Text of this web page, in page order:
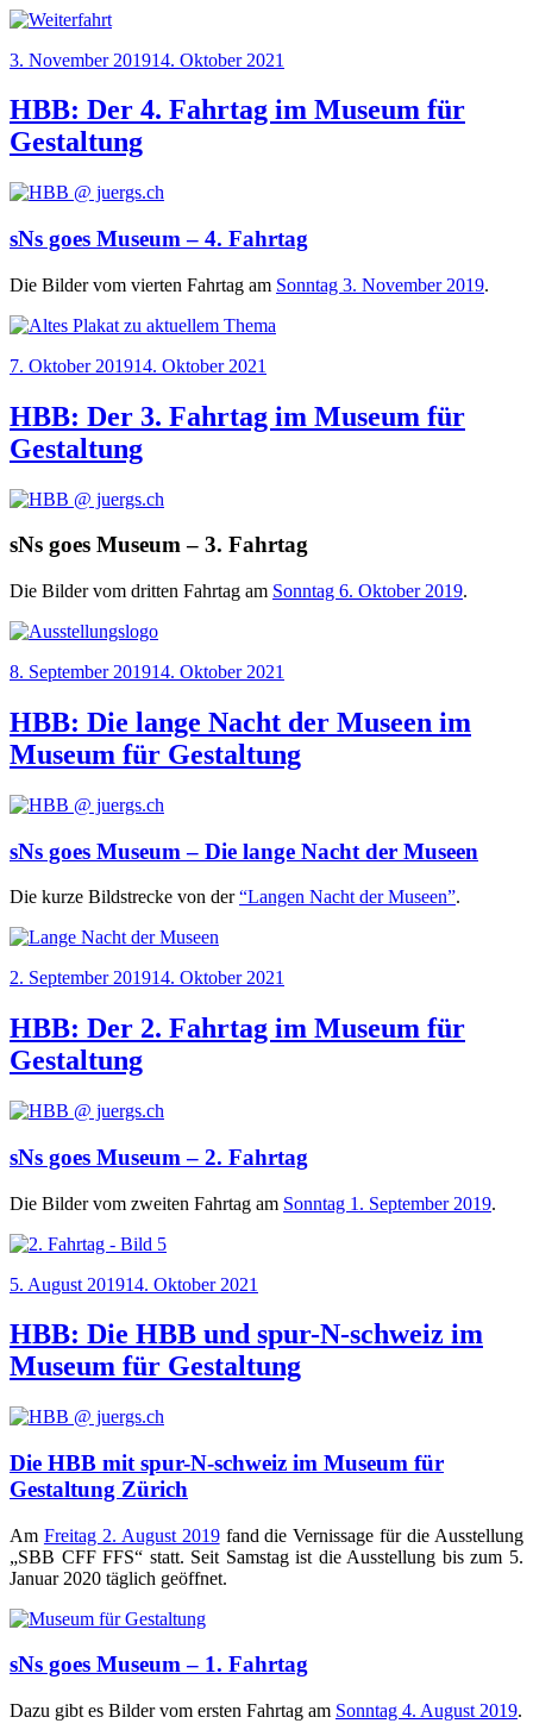
Veröffentlicht
3. November 201914. Oktober 2021
HBB: Der 4. Fahrtag im Museum für
Gestaltung
sNs goes Museum – 4. Fahrtag
Die Bil­der vom vier­ten Fahr­tag am Sonn­tag 3. Novem­ber 2019.
Veröffentlicht
7. Oktober 201914. Oktober 2021
HBB: Der 3. Fahrtag im Museum für
Gestaltung
sNs goes Museum – 3. Fahrtag
Die Bil­der vom drit­ten Fahr­tag am Sonn­tag 6. Okto­ber 2019.
Veröffentlicht
8. September 201914. Oktober 2021
HBB: Die lange Nacht der Museen im
Museum für Gestaltung
sNs goes Museum – Die lange Nacht der Museen
Die kur­ze Bild­stre­cke von der“Lan­gen Nacht der Muse­en”.
Veröffentlicht
2. September 201914. Oktober 2021
HBB: Der 2. Fahrtag im Museum für
Gestaltung
sNs goes Museum – 2. Fahrtag
Die Bil­der vom zwei­ten Fahr­tag am Sonn­tag 1. Sep­tem­ber 2019.
Veröffentlicht
5. August 201914. Oktober 2021
HBB: Die HBB und spur-N-schweiz im
Museum für Gestaltung
Die HBB mit spur-N-schweiz im Museum für
Gestaltung Zürich
Am Frei­tag 2. August 2019fand die Ver­nis­sa­ge für die Aus­stel­lung
„SBB CFF FFS“ statt. Seit Sams­tag ist die Aus­stel­lung bis zum 5.
Janu­ar 2020 täg­lich geöffnet.
sNs goes Museum – 1. Fahrtag
Dazu gibt es Bil­der vom ers­ten Fahr­tag am Sonn­tag 4. August 2019.